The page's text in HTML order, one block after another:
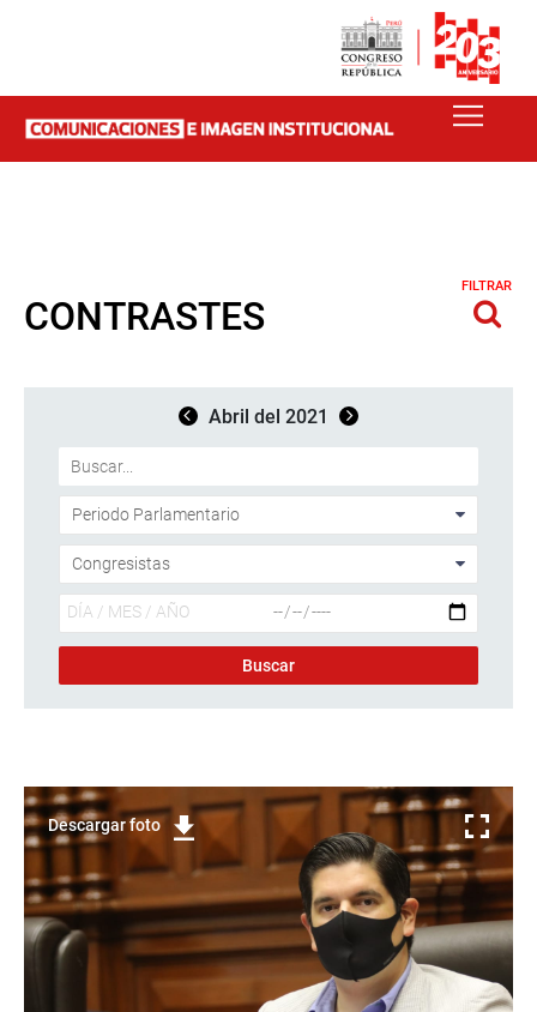
CONTRASTES
FILTRAR
Abril del 2021
Descargar foto